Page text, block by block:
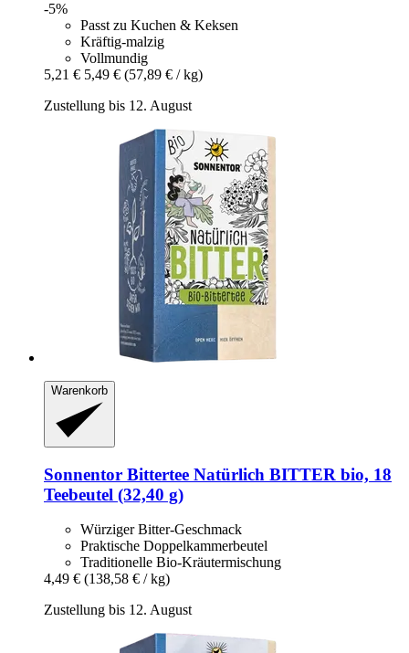
-5%
Passt zu Kuchen & Keksen
Kräftig-malzig
Vollmundig
5,21 € 5,49 € (57,89 € / kg)
Zustellung bis 12. August
Warenkorb
Sonnentor Bittertee Natürlich BITTER bio, 18
Teebeutel (32,40 g)
Würziger Bitter-Geschmack
Praktische Doppelkammerbeutel
Traditionelle Bio-Kräutermischung
4,49 € (138,58 € / kg)
Zustellung bis 12. August